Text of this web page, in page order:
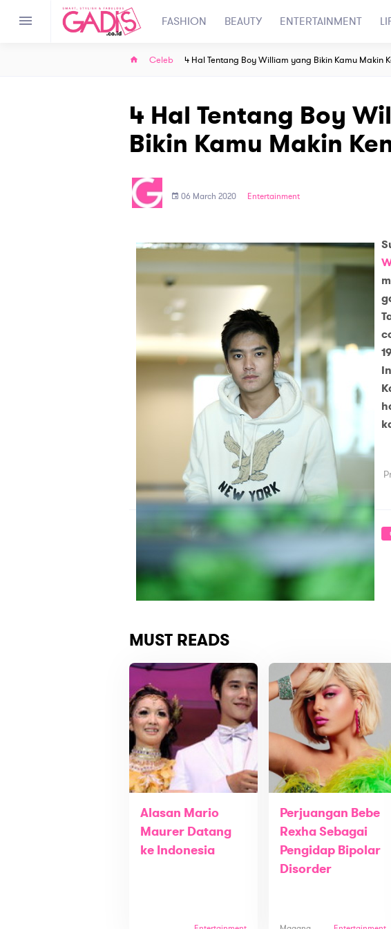
FASHION BEAUTY ENTERTAINMENT
Celeb 4 Hal Tentang Boy William yang Bikin Kamu Makin
4 Hal Tentang Boy
Bikin Kamu Makin
06 March 2020 Entertainment
MUST READS
Alasan Mario
Maurer Datang
ke Indonesia
Perjuangan Bebe
Rexha Sebagai
Pengidap Bipolar
Disorder